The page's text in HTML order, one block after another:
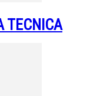
TECNICA